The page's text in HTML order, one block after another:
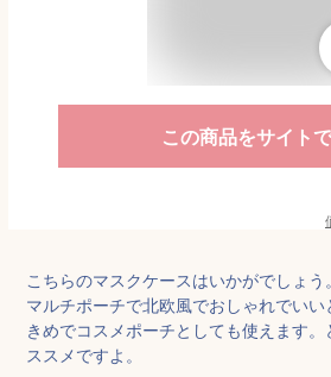
この商品をサイト
こちらのマスクケースはいかがでしょう
マルチポーチで北欧風でおしゃれでい
きめでコスメポーチとしても使えます
ススメですよ。